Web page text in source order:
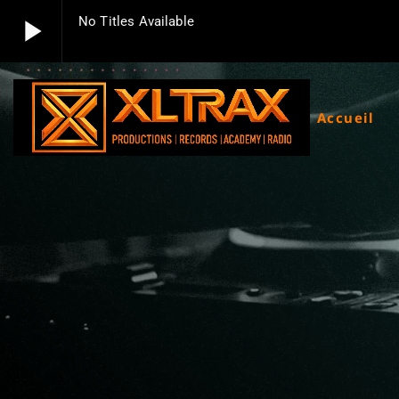
play_arrow No Titles Available
play_arrow Xltrax Radio
Xltrax Radio Station
Accueil